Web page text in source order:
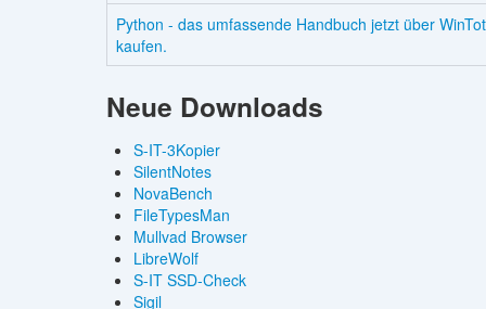
Python - das umfassende Handbuch jetzt über
kaufen.
Neue Downloads
S-IT-3Kopier
SilentNotes
NovaBench
FileTypesMan
Mullvad Browser
LibreWolf
S-IT SSD-Check
Sigil